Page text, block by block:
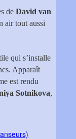
de David van
air tout aussi
qui s’installe
Apparaît
est rendu
Sotnikova,